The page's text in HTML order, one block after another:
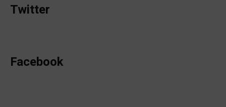
Twitter
Facebook